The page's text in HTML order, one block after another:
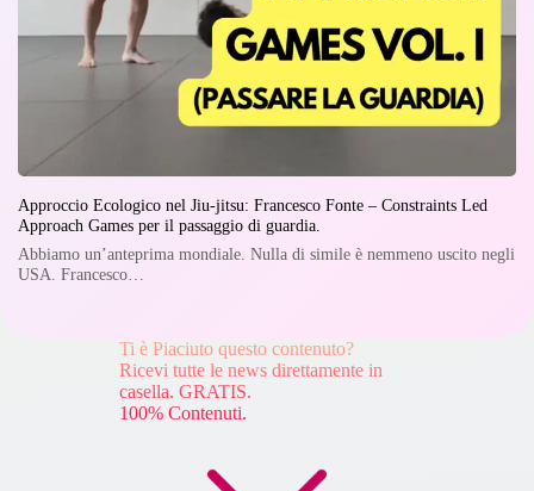
Approccio Ecologico nel Jiu-jitsu: Francesco Fonte – Constraints Led
Approach Games per il passaggio di guardia.
Abbiamo un’anteprima mondiale. Nulla di simile è nemmeno uscito negli
USA. Francesco…
Ti è Piaciuto questo contenuto?
Ricevi tutte le news direttamente in
casella. GRATIS.
100% Contenuti.